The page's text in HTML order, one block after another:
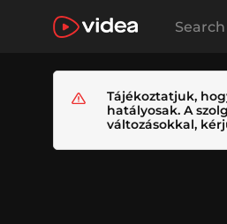
Search
Tájékoztatjuk,
hatályosak. A
változásokkal,